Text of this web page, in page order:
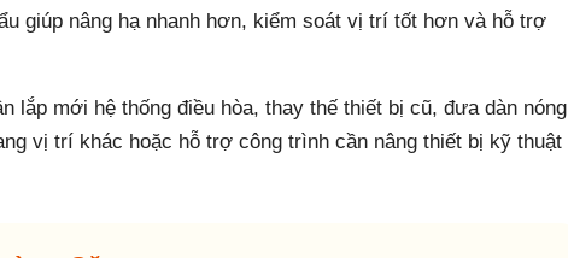
giúp nâng hạ nhanh hơn, kiểm soát vị trí tốt hơn và hỗ trợ
lắp mới hệ thống điều hòa, thay thế thiết bị cũ, đưa dàn nóng
vị trí khác hoặc hỗ trợ công trình cần nâng thiết bị kỹ thuật